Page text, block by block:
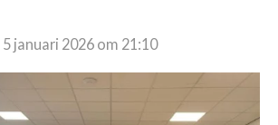
januari 2026 om 21:10